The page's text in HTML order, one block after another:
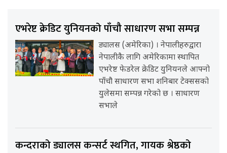
एभरेष्ट क्रेडिट युनियनको पाँचौ साधारण सभा सम्पन्न
ड्यालस (अमेरिका) । नेपालीहरुद्वारा
नेपालीकै लागि अमेरिकामा स्थापित
एभरेष्ट फेडरेल क्रेडिट युनियनले आफ्नो
पाँचौ साधारण सभा शनिबार टेक्ससको
युलेसमा सम्पन्न गरेको छ । साधारण
सभाले
कन्दराको ड्यालस कन्सर्ट स्थगित, गायक श्रेष्ठको